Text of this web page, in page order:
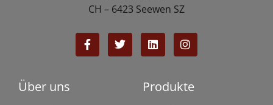
CH – 6423 Seewen SZ
Über uns Produkte